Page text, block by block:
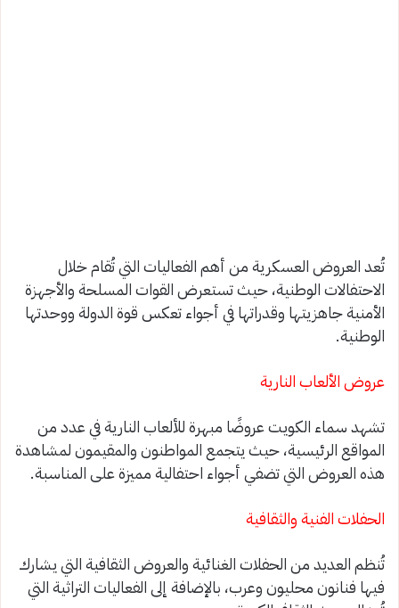
تُعد العروض العسكرية من أهم الفعاليات التي تُقام خلال
الاحتفالات الوطنية، حيث تستعرض القوات المسلحة والأجهزة
الأمنية جاهزيتها وقدراتها في أجواء تعكس قوة الدولة ووحدتها
الوطنية.
عروض الألعاب النارية
تشهد سماء الكويت عروضًا مبهرة للألعاب النارية في عدد من
المواقع الرئيسية، حيث يتجمع المواطنون والمقيمون لمشاهدة
هذه العروض التي تضفي أجواء احتفالية مميزة على المناسبة.
الحفلات الفنية والثقافية
تُنظم العديد من الحفلات الغنائية والعروض الثقافية التي يشارك
فيها فنانون محليون وعرب، بالإضافة إلى الفعاليات التراثية التي